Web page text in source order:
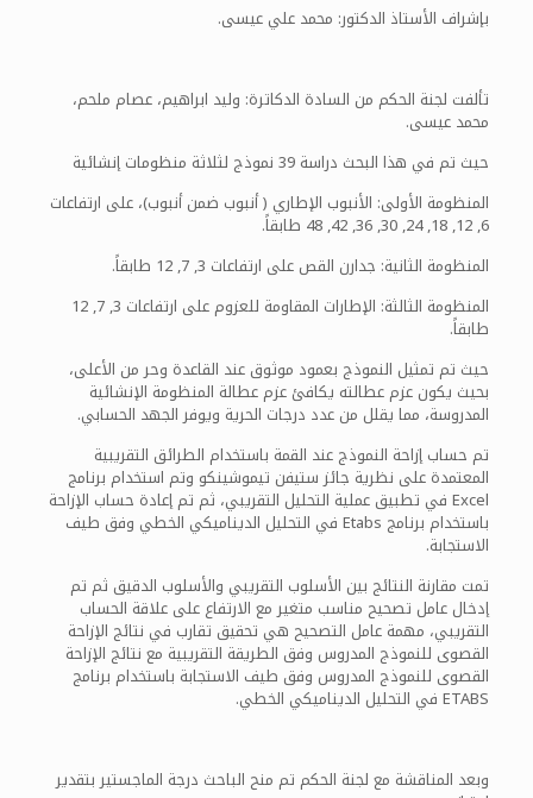
بإشراف الأستاذ الدكتور: محمد علي عيسى.
تألفت لجنة الحكم من السادة الدكاترة: وليد ابراهيم، عصام ملحم،
محمد عيسى.
حيث تم في هذا البحث دراسة 39 نموذج لثلاثة منظومات إنشائية
المنظومة الأولى: الأنبوب الإطاري ( أنبوب ضمن أنبوب)، على ارتفاعات
6, 12, 18, 24, 30, 36, 42, 48 طابقاً.
المنظومة الثانية: جدارن القص على ارتفاعات 3, 7, 12 طابقاً.
المنظومة الثالثة: الإطارات المقاومة للعزوم على ارتفاعات 3, 7, 12
طابقاً.
حيث تم تمثيل النموذج بعمود موثوق عند القاعدة وحر من الأعلى،
بحيث يكون عزم عطالته يكافئ عزم عطالة المنظومة الإنشائية
المدروسة، مما يقلل من عدد درجات الحرية ويوفر الجهد الحسابي.
تم حساب إزاحة النموذج عند القمة باستخدام الطرائق التقريبية
المعتمدة على نظرية جائز ستيفن تيموشينكو وتم استخدام برنامج
Excel في تطبيق عملية التحليل التقريبي، ثم تم إعادة حساب الإزاحة
باستخدام برنامج Etabs في التحليل الديناميكي الخطي وفق طيف
الاستجابة.
تمت مقارنة النتائج بين الأسلوب التقريبي والأسلوب الدقيق ثم تم
إدخال عامل تصحيح مناسب متغير مع الارتفاع على علاقة الحساب
التقريبي، مهمة عامل التصحيح هي تحقيق تقارب في نتائج الإزاحة
القصوى للنموذج المدروس وفق الطريقة التقريبية مع نتائج الإزاحة
القصوى للنموذج المدروس وفق طيف الاستجابة باستخدام برنامج
ETABS في التحليل الديناميكي الخطي.
وبعد المناقشة مع لجنة الحكم تم منح الباحث درجة الماجستير بتقدير